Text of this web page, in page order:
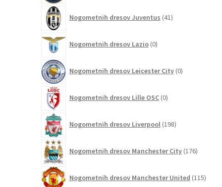
Nogometnih dresov Juventus 41izdelkov
Nogometnih dresov Lazio 0izdelkov
Nogometnih dresov Leicester City 0izdelkov
Nogometnih dresov Lille OSC 0izdelkov
Nogometnih dresov Liverpool 198izdelkov
Nogometnih dresov Manchester City 176izdelkov
Nogometnih dresov Manchester United 115